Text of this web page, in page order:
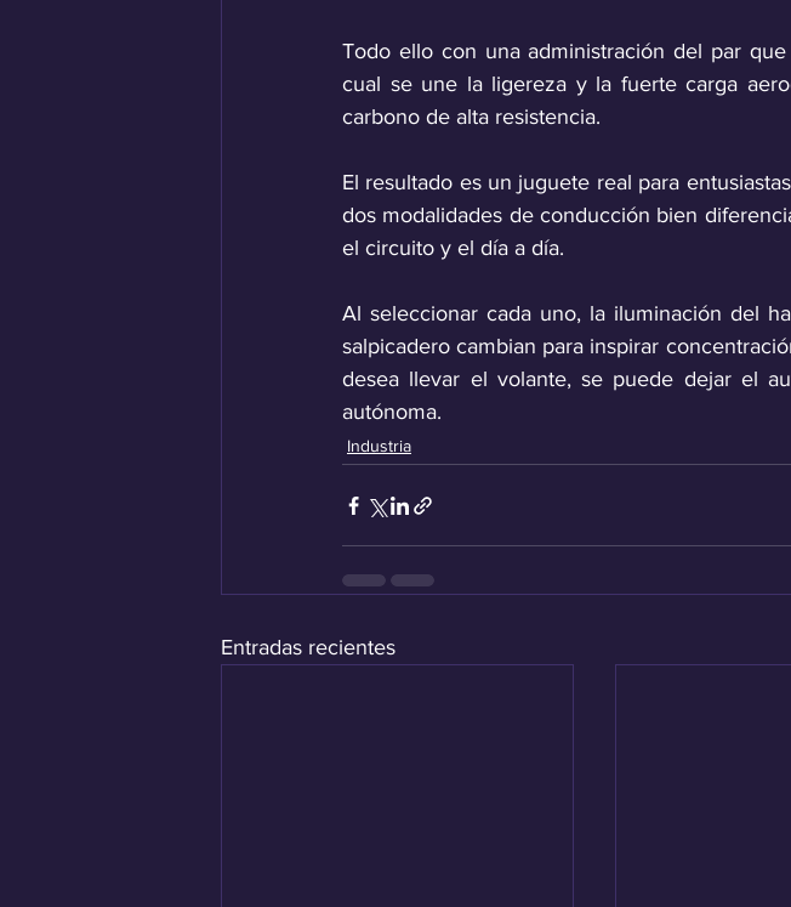
Todo ello con una administración del par
cual se une la ligereza y la fuerte carga
carbono de alta resistencia.
El resultado es un juguete real para
dos modalidades de conducción bien
el circuito y el día a día.
Al seleccionar cada uno, la iluminación del
salpicadero cambian para inspirar
desea llevar el volante, se puede dejar el
autónoma.
Industria
Entradas recientes